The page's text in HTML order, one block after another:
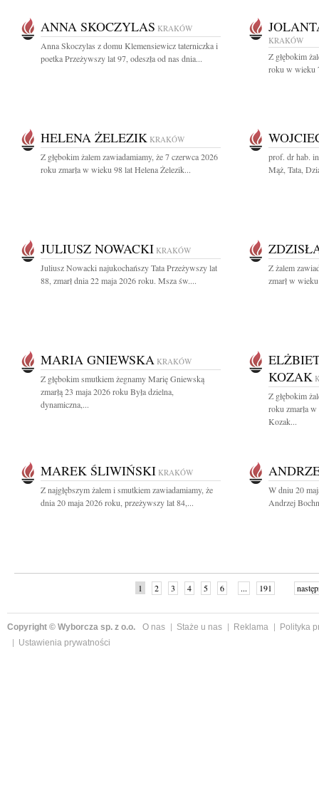
ANNA SKOCZYLAS KRAKÓW
Anna Skoczylas z domu Klemensiewicz taterniczka i
poetka Przeżywszy lat 97, odeszła od nas dnia...
KRAKÓW
Z głębokim
roku w wieku
HELENA ŻELEZIK KRAKÓW
Z głębokim żalem zawiadamiamy, że 7 czerwca 2026
roku zmarła w wieku 98 lat Helena Żelezik...
prof. dr hab.
Mąż, Tata,
JULIUSZ NOWACKI KRAKÓW
Juliusz Nowacki najukochańszy Tata Przeżywszy lat
88, zmarł dnia 22 maja 2026 roku. Msza św....
Z żalem
zmarł w
MARIA GNIEWSKA KRAKÓW
Z głębokim smutkiem żegnamy Marię Gniewską
zmarłą 23 maja 2026 roku Była dzielna,
dynamiczna,...
KOZAK
Z głębokim
roku zmarła
Kozak...
MAREK ŚLIWIŃSKI KRAKÓW
Z najgłębszym żalem i smutkiem zawiadamiamy, że
dnia 20 maja 2026 roku, przeżywszy lat 84,...
W dniu 20
Andrzej
1 2 3 4 5 6 ... 191
Copyright © Wyborcza sp. z o.o. O nas Staże u nas Reklama
Polityka
Ustawienia prywatności